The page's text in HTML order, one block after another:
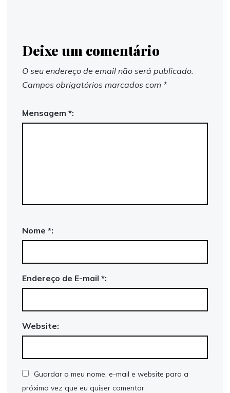
Deixe um comentário
O seu endereço de email não será publicado.
Campos obrigatórios marcados com *
Mensagem *:
Nome *:
Endereço de E-mail *:
Website:
Guardar o meu nome, e-mail e website para a
próxima vez que eu quiser comentar.